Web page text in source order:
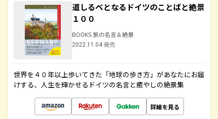
道しるべとなるドイツのことばと絶景
１００
BOOKS 旅の名言＆絶景
2022.11.04 発売
世界を４０年以上歩いてきた「地球の歩き方」があなたにお届
けする、人生を輝かせるドイツの名言と癒やしの絶景集
詳細を見る